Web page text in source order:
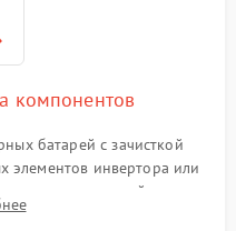
компонентов
батарей с зачисткой
элементов инвертора или
радиодеталей.
токоведущих дорожек и